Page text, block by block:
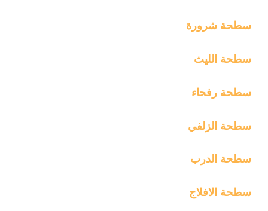
سطحة شرورة
سطحة الليث
سطحة رفحاء
سطحة الزلفي
سطحة الدرب
سطحة الافلاج